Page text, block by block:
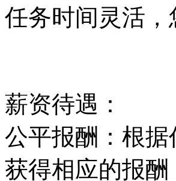
任务时间灵活
薪资待遇：
公平报酬：根
获得相应的报酬